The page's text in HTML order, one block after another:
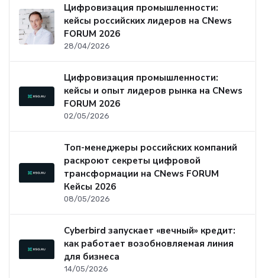
Цифровизация промышленности:
кейсы российских лидеров на CNews
FORUM 2026
28/04/2026
Цифровизация промышленности:
кейсы и опыт лидеров рынка на CNews
FORUM 2026
02/05/2026
Топ-менеджеры российских компаний
раскроют секреты цифровой
трансформации на CNews FORUM
Кейсы 2026
08/05/2026
Cyberbird запускает «вечный» кредит:
как работает возобновляемая линия
для бизнеса
14/05/2026